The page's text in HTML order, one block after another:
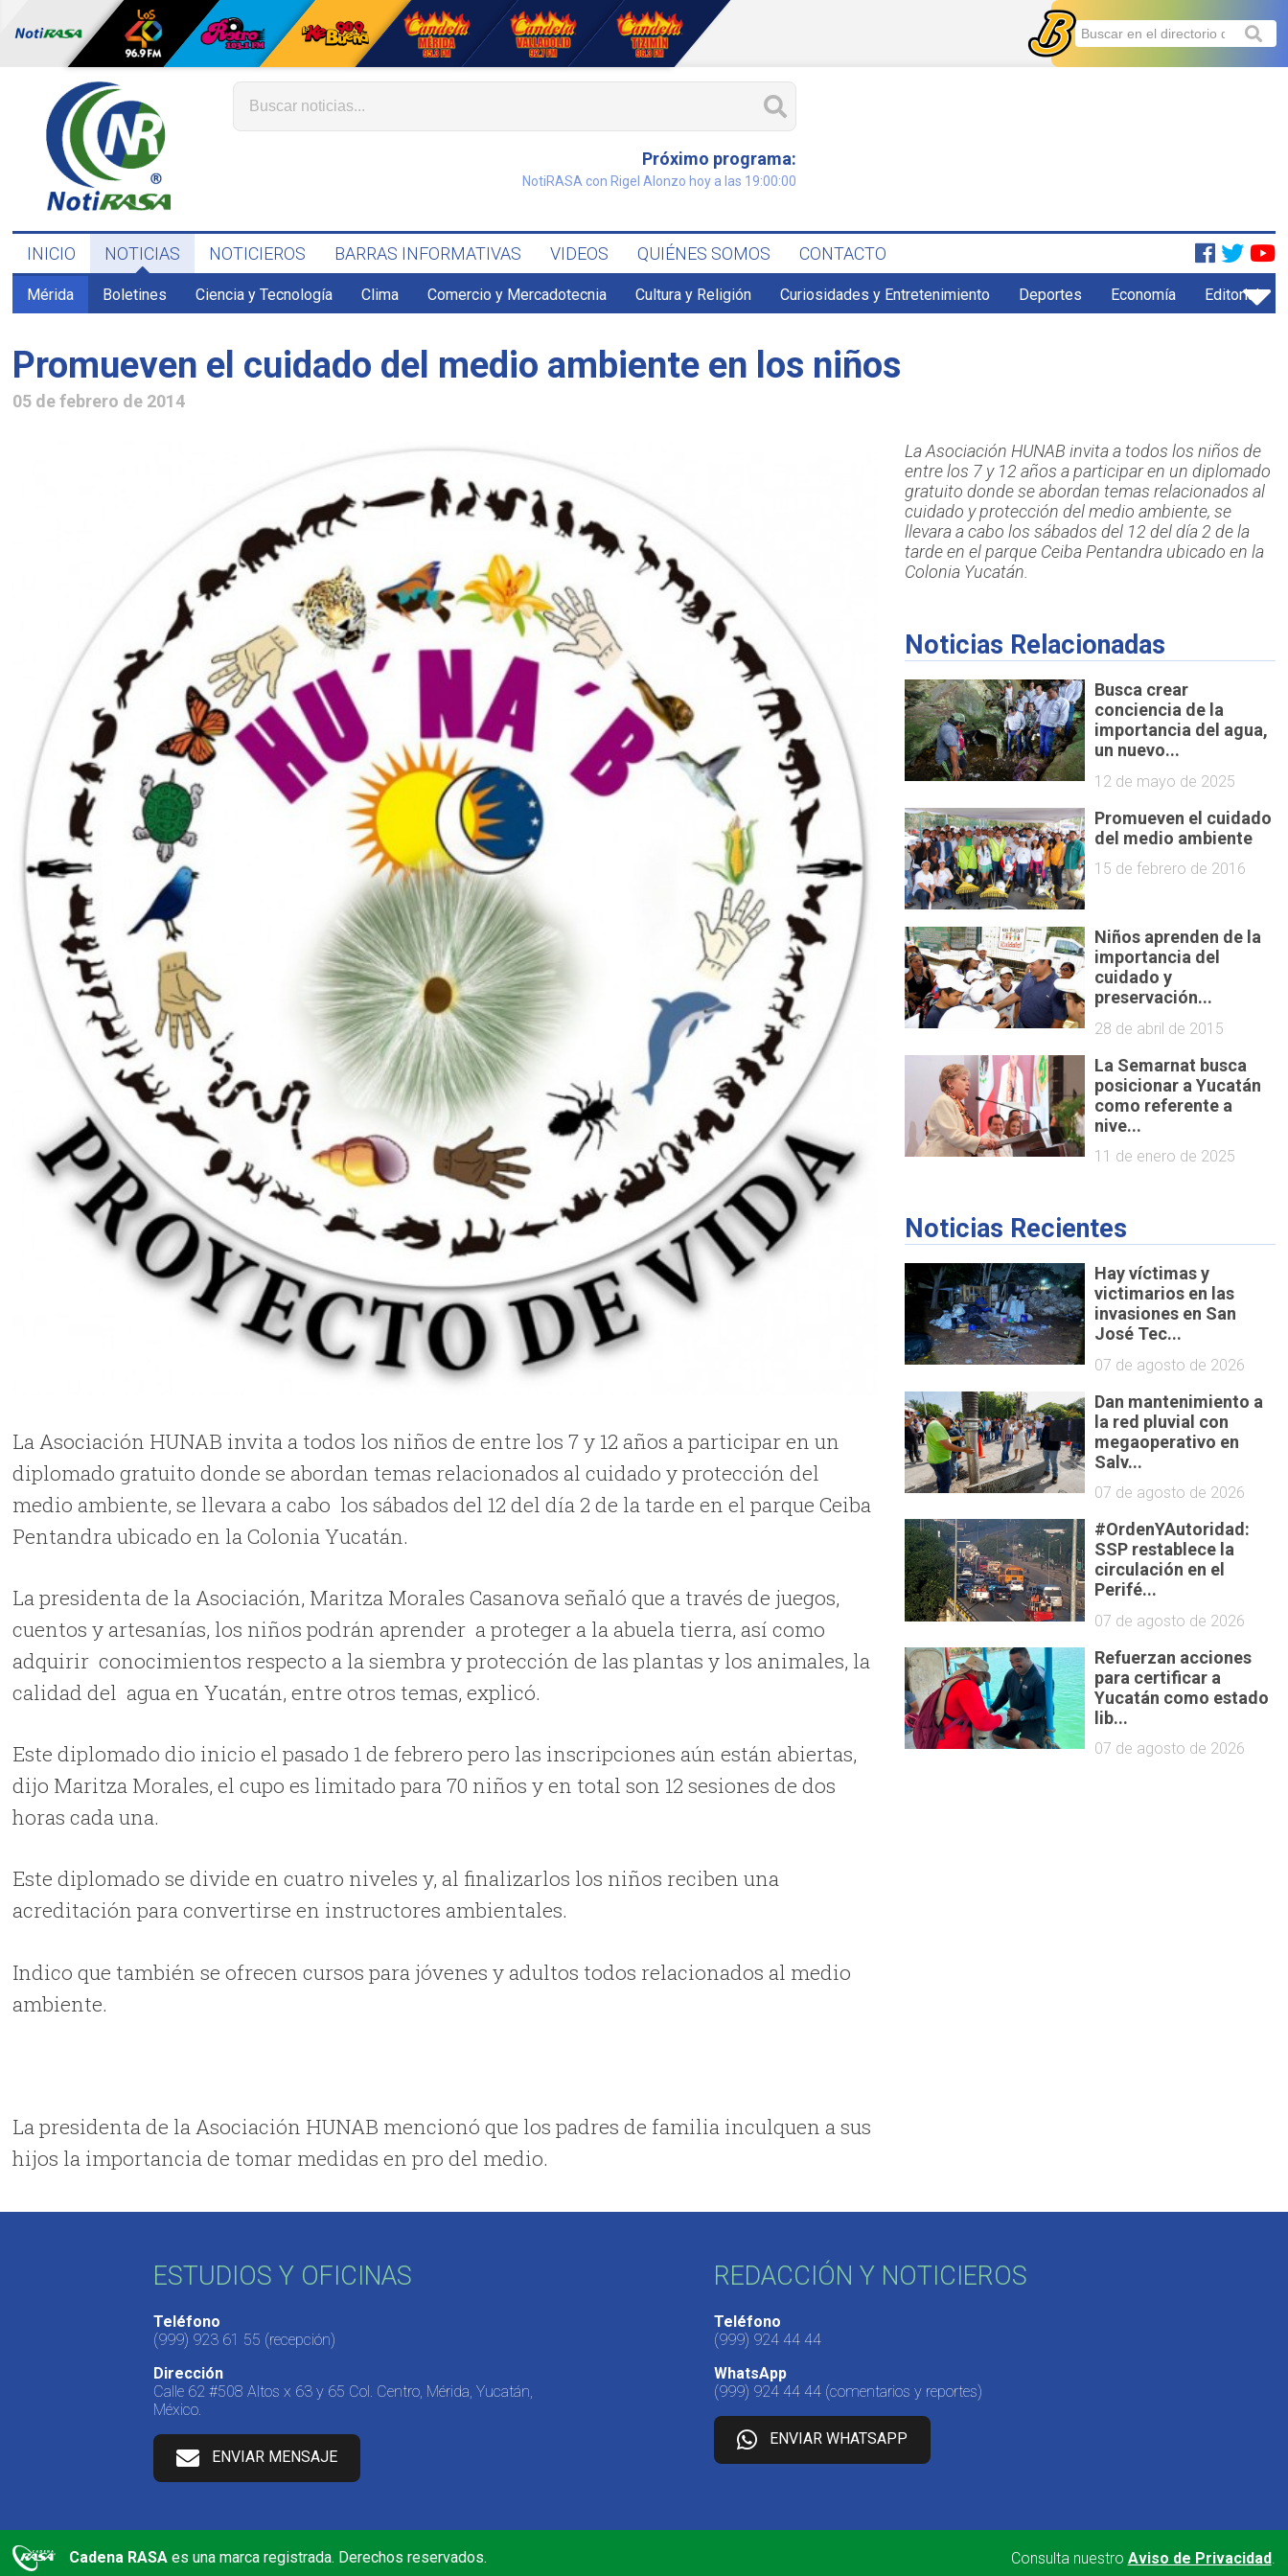
Próximo programa:
NotiRASA con Rigel Alonzo hoy a las 19:00:00
INICIO NOTICIAS NOTICIEROS BARRAS INFORMATIVAS VIDEOS QUIÉNES SOMOS CONTACTO
Mérida Boletines Ciencia y Tecnología Clima Comercio y Mercadotecnia Cultura y Religión Curiosidades y Entretenimiento Deportes Economía Editorial
Promueven el cuidado del medio ambiente en los niños
05 de febrero de 2014
La Asociación HUNAB invita a todos los niños de entre los 7 y 12 años a participar en un
diplomado gratuito donde se abordan temas relacionados al cuidado y protección del
medio ambiente, se llevara a cabo los sábados del 12 del día 2 de la tarde en el parque Ceiba
Pentandra ubicado en la Colonia Yucatán.
La presidenta de la Asociación, Maritza Morales Casanova señaló que a través de juegos,
cuentos y artesanías, los niños podrán aprender a proteger a la abuela tierra, así como
adquirir conocimientos respecto a la siembra y protección de las plantas y los animales, la
calidad del agua en Yucatán, entre otros temas, explicó.
Este diplomado dio inicio el pasado 1 de febrero pero las inscripciones aún están abiertas,
dijo Maritza Morales, el cupo es limitado para 70 niños y en total son 12 sesiones de dos
horas cada una.
Este diplomado se divide en cuatro niveles y, al finalizarlos los niños reciben una
acreditación para convertirse en instructores ambientales.
Indico que también se ofrecen cursos para jóvenes y adultos todos relacionados al medio
ambiente.
La presidenta de la Asociación HUNAB mencionó que los padres de familia inculquen a sus
hijos la importancia de tomar medidas en pro del medio.
La Asociación HUNAB invita a todos los niños de
entre los 7 y 12 años a participar en un diplomado
gratuito donde se abordan temas relacionados al
cuidado y protección del medio ambiente, se
llevara a cabo los sábados del 12 del día 2 de la
tarde en el parque Ceiba Pentandra ubicado en la
Colonia Yucatán.
Noticias Relacionadas
Busca crear
conciencia de la
importancia del agua,
un nuevo...
12 de mayo de 2025
Promueven el cuidado
del medio ambiente
15 de febrero de 2016
Niños aprenden de la
importancia del
cuidado y
preservación...
28 de abril de 2015
La Semarnat busca
posicionar a Yucatán
como referente a
nive...
11 de enero de 2025
Noticias Recientes
Hay víctimas y
victimarios en las
invasiones en San
José Tec...
07 de agosto de 2026
Dan mantenimiento a
la red pluvial con
megaoperativo en
Salv...
07 de agosto de 2026
#OrdenYAutoridad:
SSP restablece la
circulación en el
Perifé...
07 de agosto de 2026
Refuerzan acciones
para certificar a
Yucatán como estado
lib...
07 de agosto de 2026
ESTUDIOS Y OFICINAS
Teléfono
(999) 923 61 55 (recepción)
Dirección
Calle 62 #508 Altos x 63 y 65 Col. Centro, Mérida, Yucatán,
México.
ENVIAR MENSAJE
REDACCIÓN Y NOTICIEROS
Teléfono
(999) 924 44 44
WhatsApp
(999) 924 44 44 (comentarios y reportes)
ENVIAR WHATSAPP
Cadena RASA es una marca registrada. Derechos reservados. Consulta nuestro Aviso de Privacidad.